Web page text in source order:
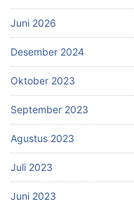
Juni 2026
Desember 2024
Oktober 2023
September 2023
Agustus 2023
Juli 2023
Juni 2023